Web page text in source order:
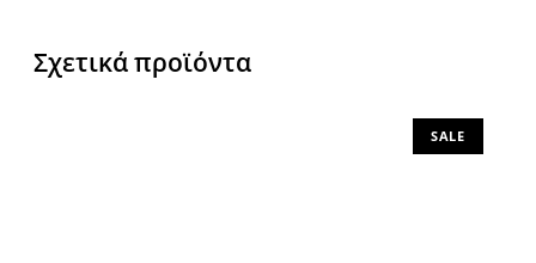
Σχετικά προϊόντα
SALE